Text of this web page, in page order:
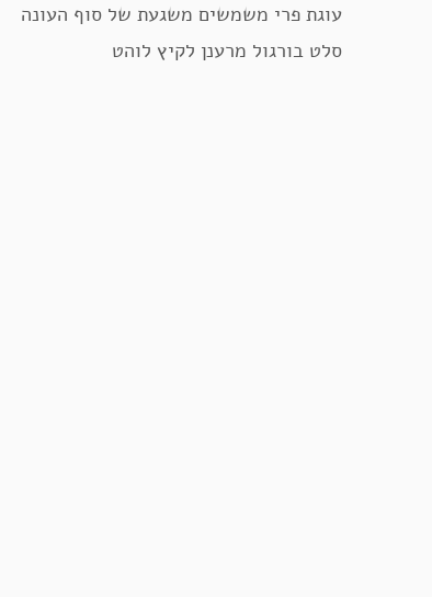
עוגת פרי משמשים משגעת של סוף העונה
סלט בורגול מרענן לקיץ לוהט